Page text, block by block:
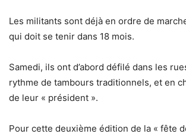
Les militants sont déjà en ordre de
qui doit se tenir dans 18 mois.
Samedi, ils ont d’abord défilé dans les
rythme de tambours traditionnels, et en
de leur « président ».
Pour cette deuxième édition de la « fête